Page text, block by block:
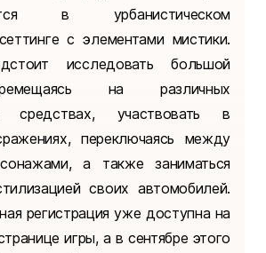
в урбанистическом
с элементами мистики.
исследовать большой
на различных
средствах, участвовать в
переключаясь между
а также заниматься
своих автомобилей.
регистрация уже доступна на
игры, а в сентябре этого